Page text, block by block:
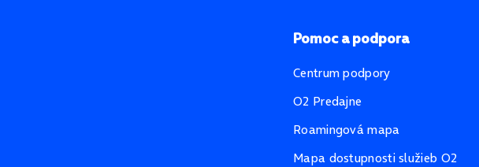
Pomoc a podpora
Centrum podpory
O2 Predajne
Roamingová mapa
Mapa dostupnosti služieb O2